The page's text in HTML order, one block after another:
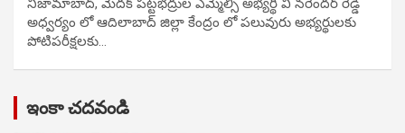
అధ్వర్యం లో ఆదిలాబాద్ జిల్లా కేంద్రం లో పలువురు అభ్యర్థులకు
పోటిప‌రీక్ష‌ల‌కు…
ఇంకా చదవండి